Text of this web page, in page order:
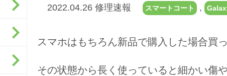
2022.04.26 修理速報 スマートコート ,
スマホはもちろん新品で購入した場合買
その状態から長く使っていると細かい傷